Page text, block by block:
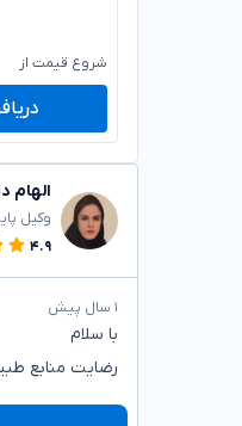
شروع قیمت از
الهام
وکیل
۴.۹
۱ سال پیش
با سلام
رضایت منابع